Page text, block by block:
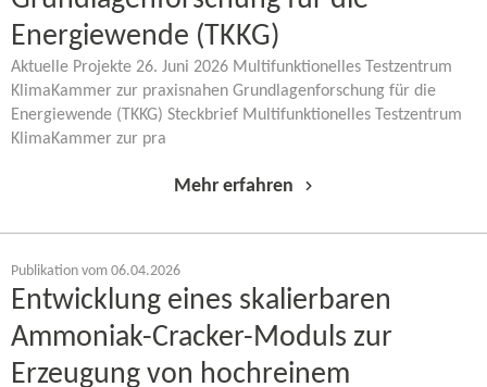
Energiewende (TKKG)
Aktuelle Projekte 26. Juni 2026 Multifunktionelles Testzentrum
KlimaKammer zur praxisnahen Grundlagenforschung für die
Energiewende (TKKG) Steckbrief Multifunktionelles Testzentrum
KlimaKammer zur pra
Mehr erfahren
Publikation vom 06.04.2026
Entwicklung eines skalierbaren
Ammoniak-​Cracker-Moduls zur
Erzeugung von hochreinem